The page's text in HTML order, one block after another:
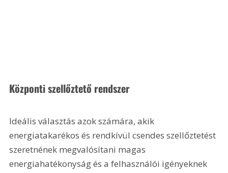
Központi szellőztető rendszer
Ideális választás azok számára, akik
energiatakarékos és rendkívül csendes szellőztetést
szeretnének megvalósítani magas
energiahatékonyság és a felhasználói igényeknek